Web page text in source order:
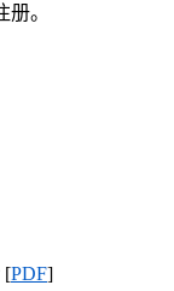
。
[PDF]